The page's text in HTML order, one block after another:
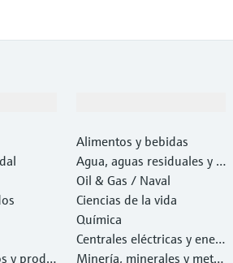
y produ
Alimentos y bebidas
Agua, aguas residuales y r
esiduos
Oil & Gas / Naval
Ciencias de la vida
Química
Centrales eléctricas y ener
gía
Minería, minerales y metal